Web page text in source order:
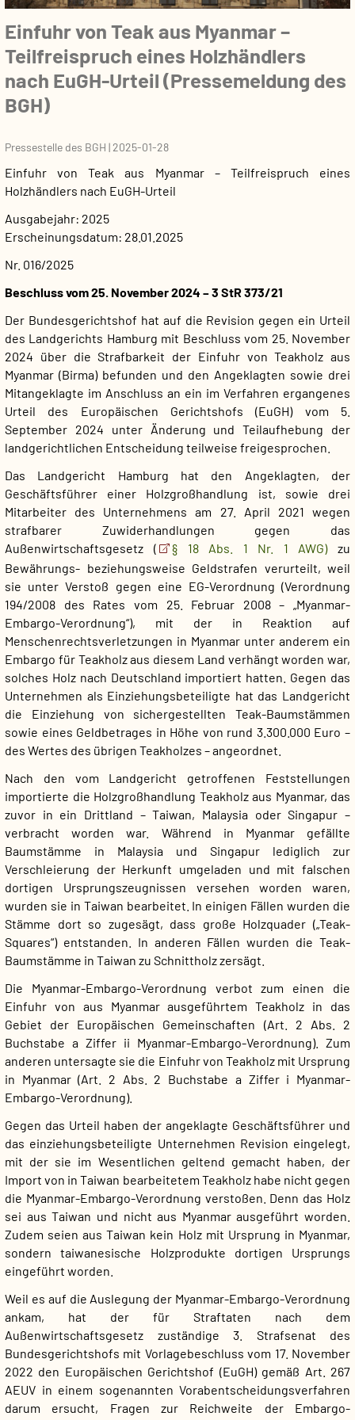
Einfuhr von Teak aus Myanmar –
Teilfreispruch eines Holzhändlers
nach EuGH-Urteil (Pressemeldung des
BGH)
Pressestelle des BGH |2025-01-28
Einfuhr von Teak aus Myanmar – Teilfreispruch eines
Holzhändlers nach EuGH-Urteil
Ausgabejahr 2025
Erscheinungsdatum 28.01.2025
Nr. 016/2025
Beschluss vom 25. November 2024 – 3 StR 373/21
Der Bundesgerichtshof hat auf die Revision gegen ein Urteil
des Landgerichts Hamburg mit Beschluss vom 25. November
2024 über die Strafbarkeit der Einfuhr von Teakholz aus
Myanmar (Birma) befunden und den Angeklagten sowie drei
Mitangeklagte im Anschluss an ein im Verfahren ergangenes
Urteil des Europäischen Gerichtshofs (EuGH) vom 5.
September 2024 unter Änderung und Teilaufhebung der
landgerichtlichen Entscheidung teilweise freigesprochen.
Das Landgericht Hamburg hat den Angeklagten, der
Geschäftsführer einer Holzgroßhandlung ist, sowie drei
Mitarbeiter des Unternehmens am 27. April 2021 wegen
strafbarer Zuwiderhandlungen gegen das
Außenwirtschaftsgesetz (
§ 18 Abs. 1 Nr. 1 AWG)zu
Bewährungs- beziehungsweise Geldstrafen verurteilt, weil
sie unter Verstoß gegen eine EG-Verordnung (Verordnung
194/2008 des Rates vom 25. Februar 2008 – „Myanmar-
Embargo-Verordnung“), mit der in Reaktion auf
Menschenrechtsverletzungen in Myanmar unter anderem ein
Embargo für Teakholz aus diesem Land verhängt worden war,
solches Holz nach Deutschland importiert hatten. Gegen das
Unternehmen als Einziehungsbeteiligte hat das Landgericht
die Einziehung von sichergestellten Teak-Baumstämmen
sowie eines Geldbetrages in Höhe von rund 3.300.000 Euro –
des Wertes des übrigen Teakholzes – angeordnet.
Nach den vom Landgericht getroffenen Feststellungen
importierte die Holzgroßhandlung Teakholz aus Myanmar, das
zuvor in ein Drittland – Taiwan, Malaysia oder Singapur –
verbracht worden war. Während in Myanmar gefällte
Baumstämme in Malaysia und Singapur lediglich zur
Verschleierung der Herkunft umgeladen und mit falschen
dortigen Ursprungszeugnissen versehen worden waren,
wurden sie in Taiwan bearbeitet. In einigen Fällen wurden die
Stämme dort so zugesägt, dass große Holzquader („Teak-
Squares“) entstanden. In anderen Fällen wurden die Teak-
Baumstämme in Taiwan zu Schnittholz zersägt.
Die Myanmar-Embargo-Verordnung verbot zum einen die
Einfuhr von aus Myanmar ausgeführtem Teakholz in das
Gebiet der Europäischen Gemeinschaften (Art. 2 Abs. 2
Buchstabe a Ziffer ii Myanmar-Embargo-Verordnung). Zum
anderen untersagte sie die Einfuhr von Teakholz mit Ursprung
in Myanmar (Art. 2 Abs. 2 Buchstabe a Ziffer i Myanmar-
Embargo-Verordnung).
Gegen das Urteil haben der angeklagte Geschäftsführer und
das einziehungsbeteiligte Unternehmen Revision eingelegt,
mit der sie im Wesentlichen geltend gemacht haben, der
Import von in Taiwan bearbeitetem Teakholz habe nicht gegen
die Myanmar-Embargo-Verordnung verstoßen. Denn das Holz
sei aus Taiwan und nicht aus Myanmar ausgeführt worden.
Zudem seien aus Taiwan kein Holz mit Ursprung in Myanmar,
sondern taiwanesische Holzprodukte dortigen Ursprungs
eingeführt worden.
Weil es auf die Auslegung der Myanmar-Embargo-Verordnung
ankam, hat der für Straftaten nach dem
Außenwirtschaftsgesetz zuständige 3. Strafsenat des
Bundesgerichtshofs mit Vorlagebeschluss vom 17. November
2022 den Europäischen Gerichtshof (EuGH) gemäß Art. 267
AEUV in einem sogenannten Vorabentscheidungsverfahren
darum ersucht, Fragen zur Reichweite der Embargo-